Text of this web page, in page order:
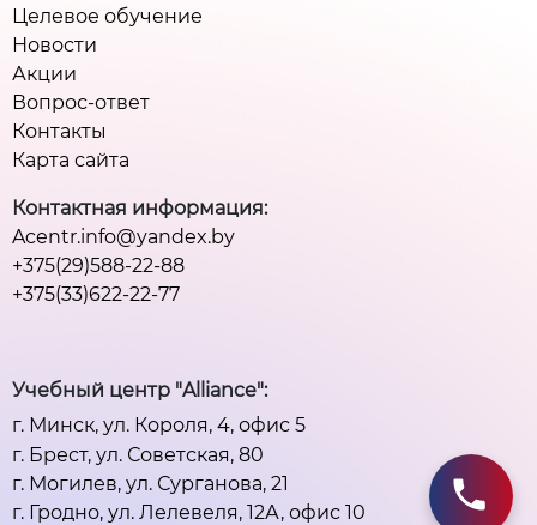
Целевое обучение
Новости
Акции
Вопрос-ответ
Контакты
Карта сайта
Контактная информация:
Acentr.info@yandex.by
+375(29)588-22-88
+375(33)622-22-77
Учебный центр "Alliance":
г. Минск, ул. Короля, 4, офис 5
г. Брест, ул. Советская, 80
г. Могилев, ул. Сурганова, 21
г. Гродно, ул. Лелевеля, 12А, офис 10